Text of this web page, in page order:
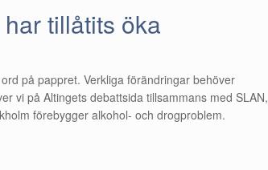
tillåtits öka
på pappret. Verkliga förändringar behöver
vi på Altingets debattsida tillsammans med SLAN,
förebygger alkohol- och drogproblem.